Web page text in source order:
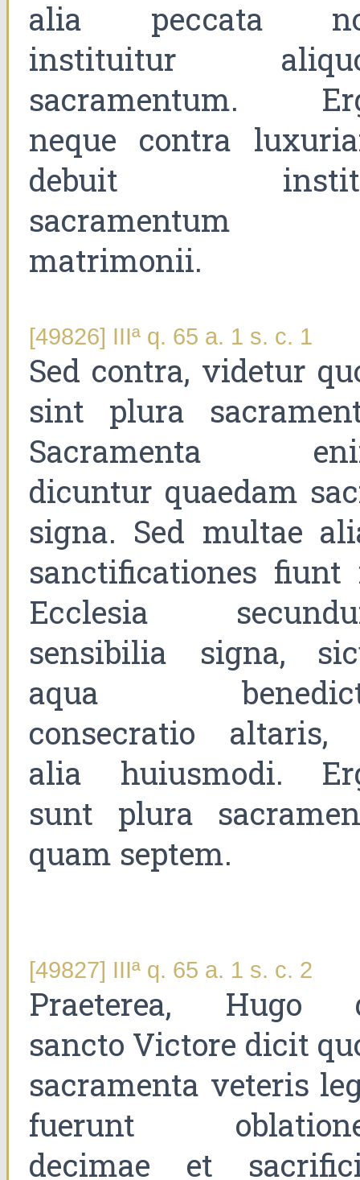
alia peccata
instituitur
sacramentum.
neque contra
debuit
sacramentum
matrimonii.
[49826] IIIª q. 65 a. 1 s. c. 1
Sed contra, videtur
sint plura
Sacramenta
dicuntur quaedam
signa. Sed multae
sanctificationes fiunt
Ecclesia
sensibilia signa,
aqua
consecratio altaris,
alia huiusmodi.
sunt plura
quam septem.
[49827] IIIª q. 65 a. 1 s. c. 2
Praeterea, Hugo
sancto Victore dicit
sacramenta veteris
fuerunt
decimae et